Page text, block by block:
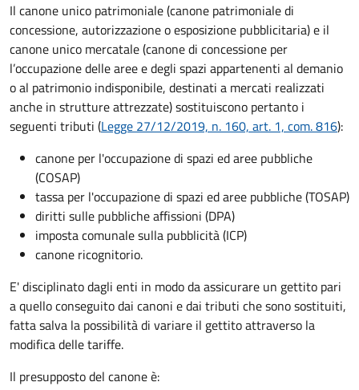
Il canone unico patrimoniale (canone patrimoniale di
concessione, autorizzazione o esposizione pubblicitaria) e il
canone unico mercatale (canone di concessione per
l’occupazione delle aree e degli spazi appartenenti al demanio
o al patrimonio indisponibile, destinati a mercati realizzati
anche in strutture attrezzate) sostituiscono pertanto i
seguenti tributi (Legge 27/12/2019, n. 160, art. 1, com. 816):
canone per l'occupazione di spazi ed aree pubbliche
(COSAP)
tassa per l'occupazione di spazi ed aree pubbliche (TOSAP)
diritti sulle pubbliche affissioni (DPA)
imposta comunale sulla pubblicità (ICP)
canone ricognitorio.
E' disciplinato dagli enti in modo da assicurare un gettito pari
a quello conseguito dai canoni e dai tributi che sono sostituiti,
fatta salva la possibilità di variare il gettito attraverso la
modifica delle tariffe.
Il presupposto del canone è: